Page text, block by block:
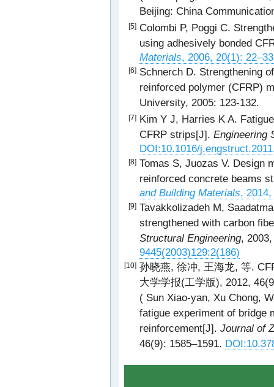
Beijing: China
[5] Colombi P, Poggi C.
using adhesively bonded
Materials, 2006, 20(1):
[6] Schnerch D. Strengthening
reinforced polymer (CFRP)
University, 2005: 123-132.
[7] Kim Y J, Harries K A.
CFRP strips[J]. Engineering
DOI:10.1016/
[8] Tomas S, Juozas V. Design
reinforced concrete beams
and Building Materials,
[9] Tavakkolizadeh M,
strengthened with carbon
Structural Engineering,
9445(2003)129:2(186)
[10] 孙晓燕, 徐冲, 王海龙, 等.
大学学报(工学版), 2012,
( Sun Xiao-yan, Xu Chong,
fatigue experiment of bridge
reinforcement[J]. Journal of
46(9): 1585–1591.